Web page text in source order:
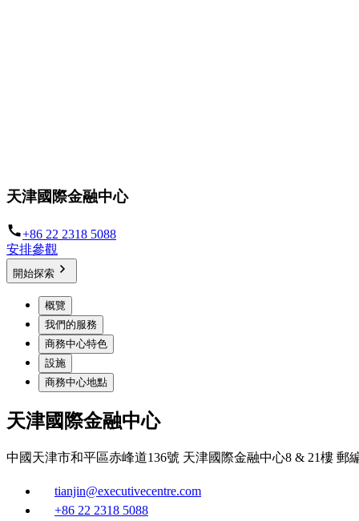
天津國際金融中心
+86 22 2318 5088
安排參觀
開始探索
概覽
我們的服務
商務中心特色
設施
商務中心地點
天津國際金融中心
中國天津市和平區赤峰道136號 天津國際金融中心8 & 21樓 郵
tianjin@executivecentre.com
+86 22 2318 5088